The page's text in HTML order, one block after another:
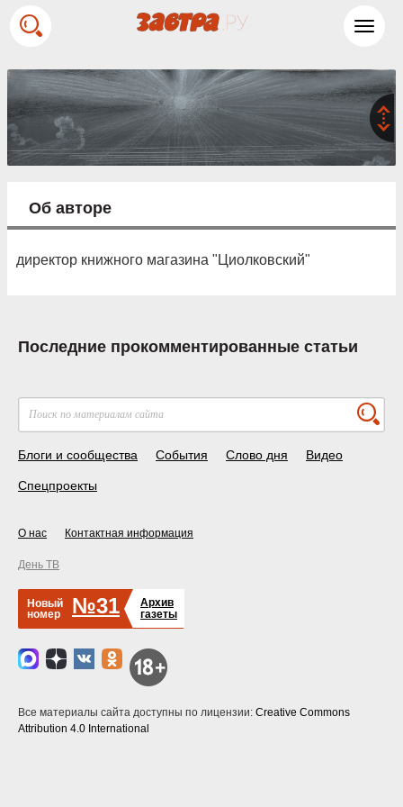
Об авторе
директор книжного магазина "Циолковский"
Последние прокомментированные статьи
Блоги и сообщества События Слово дня Видео
Спецпроекты
О нас Контактная информация
День ТВ
Новый
номер
№31
Архив
газеты
Все материалы сайта доступны по лицензии: Creative Commons
Attribution 4.0 International